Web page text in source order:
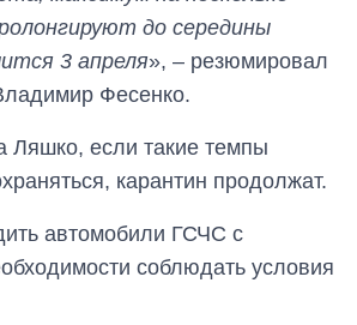
до середины
3 апреля», – резюмировал
Фесенко.
Ляшко, если такие темпы
карантин продолжат.
автомобили ГСЧС с
соблюдать условия